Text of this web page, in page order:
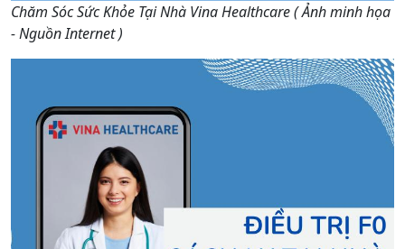
Chăm Sóc Sức Khỏe Tại Nhà Vina Healthcare ( Ảnh minh họa
- Nguồn Internet )